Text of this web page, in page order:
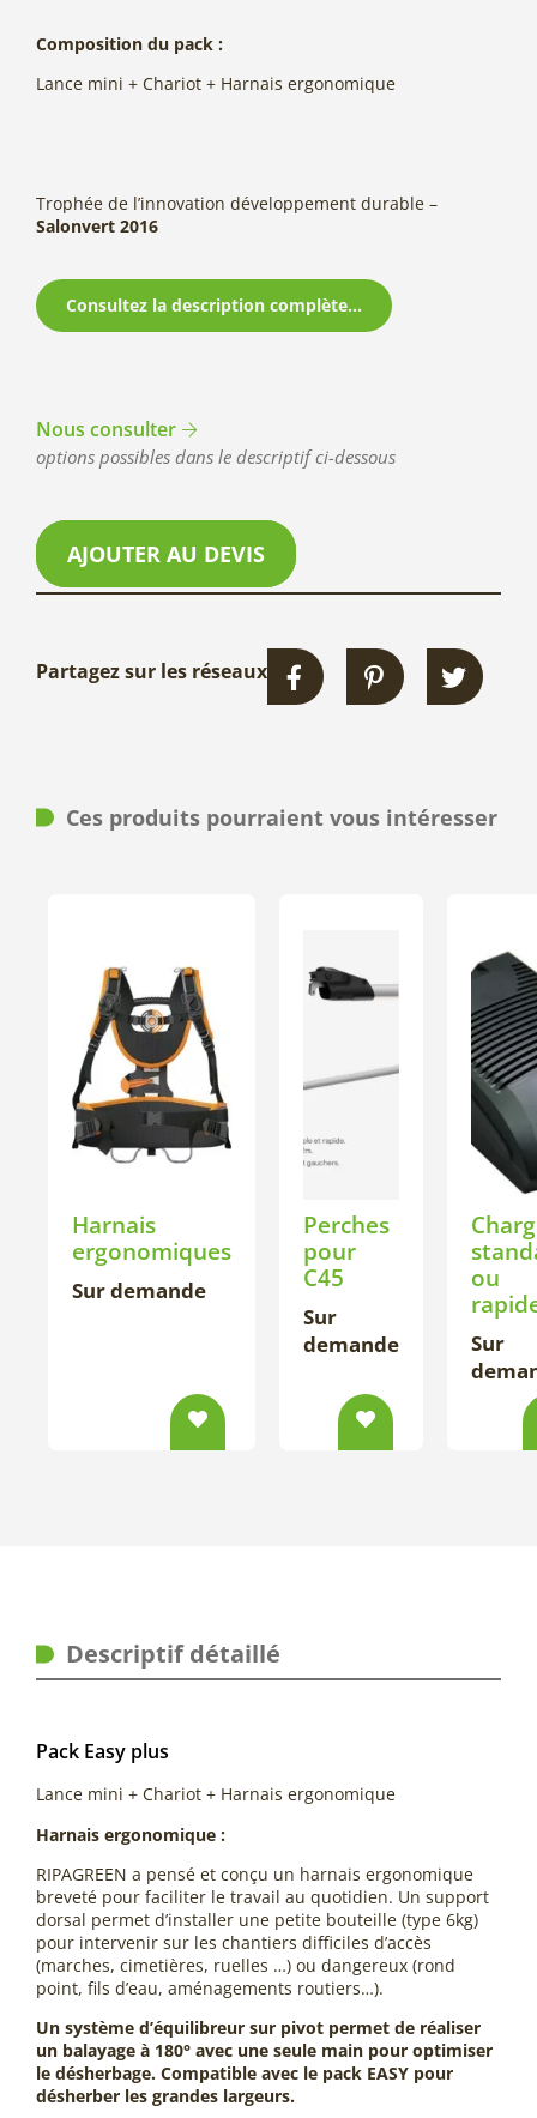
Composition du pack :
Lance mini + Chariot + Harnais ergonomique
Trophée de l’innovation développement durable –
Salonvert 2016
Consultez la description complète...
Nous consulter
options possibles dans le descriptif ci-dessous
AJOUTER AU DEVIS
Partagez sur les réseaux
Ces produits pourraient vous intéresser
Harnais
ergonomiques
Sur demande
Perches
pour
C45
Sur
demande
ou
Sur
Descriptif détaillé
Pack Easy plus
Lance mini + Chariot + Harnais ergonomique
Harnais ergonomique :
RIPAGREEN a pensé et conçu un harnais ergonomique
breveté pour faciliter le travail au quotidien. Un support
dorsal permet d’installer une petite bouteille (type 6kg)
pour intervenir sur les chantiers difficiles d’accès
(marches, cimetières, ruelles …) ou dangereux (rond
point, fils d’eau, aménagements routiers…).
Un système d’équilibreur sur pivot permet de réaliser
un balayage à 180° avec une seule main pour optimiser
le désherbage. Compatible avec le pack EASY pour
désherber les grandes largeurs.